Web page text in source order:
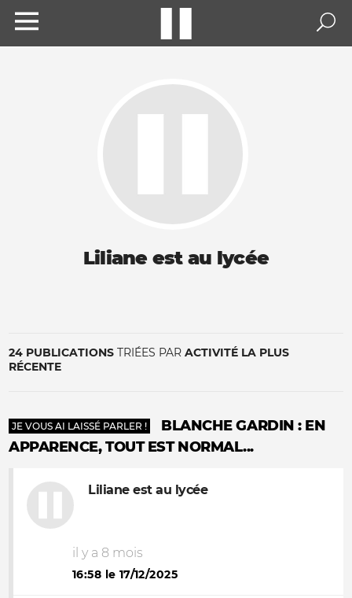
Liliane est au lycée
24 PUBLICATIONS TRIÉES PAR ACTIVITÉ LA PLUS
RÉCENTE
JE VOUS AI LAISSÉ PARLER !
BLANCHE GARDIN : EN
APPARENCE, TOUT EST NORMAL...
Liliane est au lycée
il y a 8 mois
16:58 le 17/12/2025